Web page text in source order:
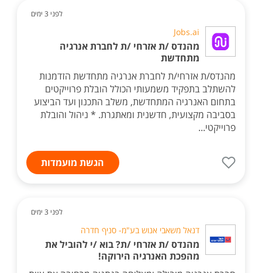
לפני 3 ימים
Jobs.ai
מהנדס /ת אזרחי /ת לחברת אנרגיה
מתחדשת
מהנדס/ת אזרחי/ת לחברת אנרגיה מתחדשת הזדמנות
להשתלב בתפקיד משמעותי הכולל הובלת פרוייקטים
בתחום האנרגיה המתחדשת, משלב התכנון ועד הביצוע
בסביבה מקצועית, חדשנית ומאתגרת. * ניהול והובלת
פרוייקטי...
הגשת מועמדות
לפני 3 ימים
דנאל משאבי אנוש בע"מ- סניף חדרה
מהנדס /ת אזרחי /ת? בוא /י להוביל את
מהפכת האנרגיה הירוקה!